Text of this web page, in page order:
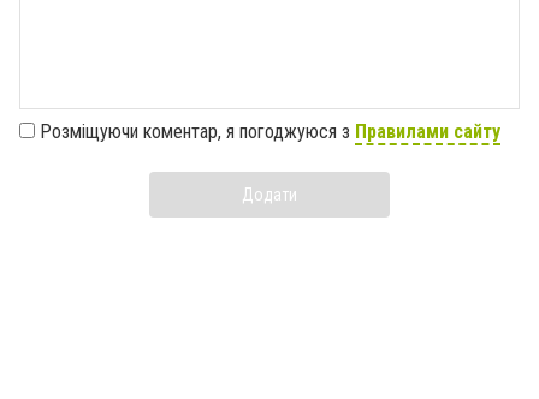
Розміщуючи коментар, я погоджуюся з Правилами сайту
Додати